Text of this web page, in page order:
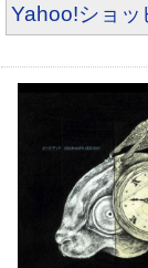
Yahoo!ショッ